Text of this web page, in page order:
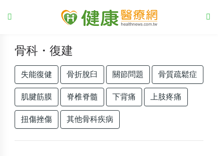
骨科・復建
失能復健 骨折脫臼 關節問題 骨質疏鬆症
肌腱筋膜 脊椎脊髓 下背痛 上肢疼痛
扭傷挫傷 其他骨科疾病